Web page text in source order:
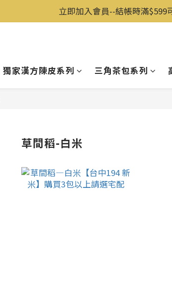
立即加入會員--結帳時滿$599
獨家漢方陳皮系列 三角茶包系列
草間稻-白米